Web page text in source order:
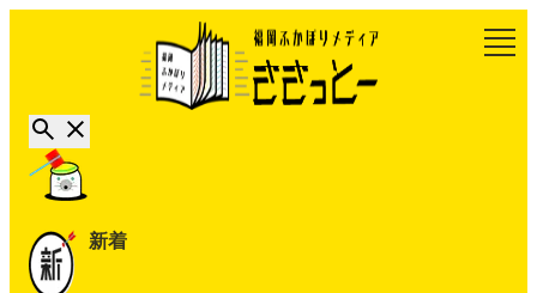
新着